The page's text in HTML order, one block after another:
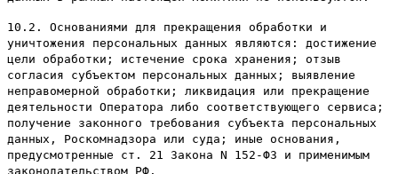
10.2. Основаниями для прекращения обработки и
уничтожения персональных данных являются: достижение
цели обработки; истечение срока хранения; отзыв
согласия субъектом персональных данных; выявление
неправомерной обработки; ликвидация или прекращение
деятельности Оператора либо соответствующего сервиса;
получение законного требования субъекта персональных
данных, Роскомнадзора или суда; иные основания,
предусмотренные ст. 21 Закона N 152-ФЗ и применимым
законодательством РФ.